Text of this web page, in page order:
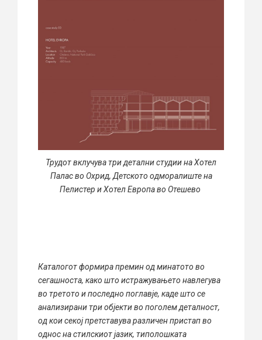
Трудот вклучува три детални студии на Хотел
Палас во Охрид, Детското одморалиште на
Пелистер и Хотел Европа во Отешево
Каталогот формира премин од минатото во
сегашноста, како што истражувањето навлегува
во третото и последно поглавје, каде што се
анализирани три објекти во поголем деталност,
од кои секој претставува различен пристап во
однос на стилскиот јазик, типолошката